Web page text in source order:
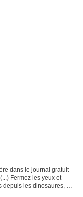
dans le journal gratuit
Fermez les yeux et
depuis les dinosaures, de